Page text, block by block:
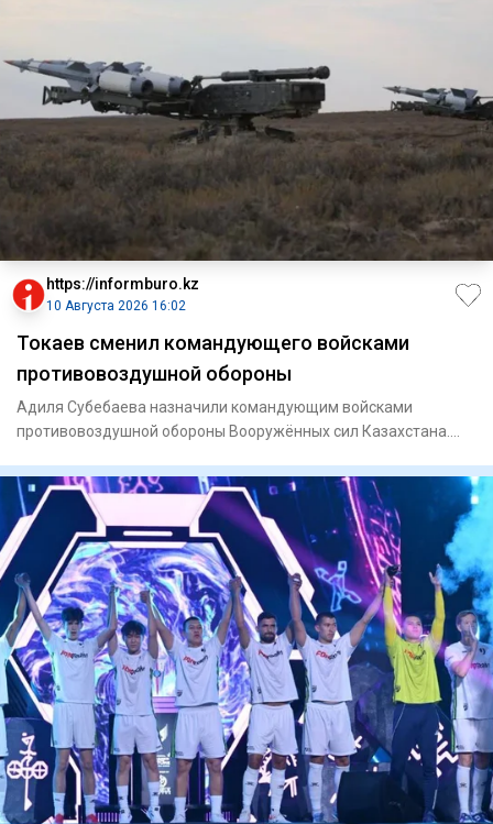
https://informburo.kz
10 Августа 2026 16:02
Токаев сменил командующего войсками
противовоздушной обороны
Адиля Субебаева назначили командующим войсками
противовоздушной обороны Вооружённых сил Казахстана.